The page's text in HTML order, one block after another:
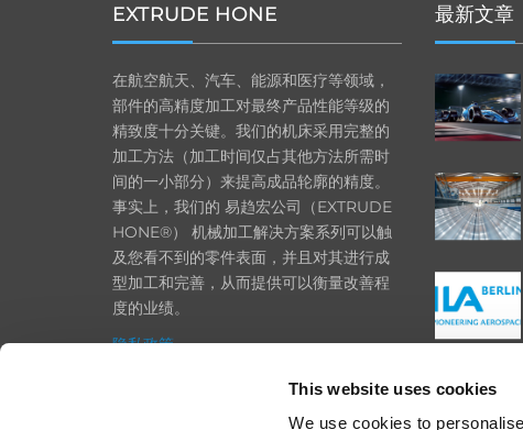
This website uses cookies
We use cookies to
EXTRUDE HONE
在航空航天、汽车、能源和医疗等领域，
部件的高精度加工对最终产品性能等级的
精致度十分关键。我们的机床采用完整的
加工方法（加工时间仅占其他方法所需时
间的一小部分）来提高成品轮廓的精度。
事实上，我们的 易趋宏公司（EXTRUDE
HONE®） 机械加工解决方案系列可以触
及您看不到的零件表面，并且对其进行成
型加工和完善，从而提供可以衡量改善程
度的业绩。
隐私政策
最新文章